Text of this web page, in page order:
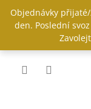
obsah
Objednávky
den. Poslední